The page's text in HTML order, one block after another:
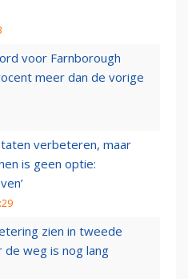
voor Farnborough
meer dan de vorige
verbeteren, maar
is geen optie:
zien in tweede
de weg is nog lang